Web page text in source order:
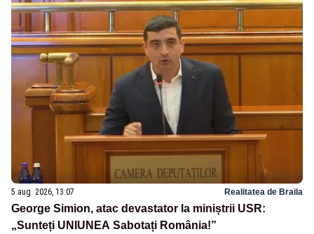
5 aug. 2026, 13:07 Realitatea de Braila
George Simion, atac devastator la miniștrii USR:
„Sunteți UNIUNEA Sabotați România!”